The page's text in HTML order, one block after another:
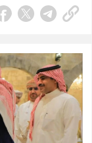
خصمهم القديم،